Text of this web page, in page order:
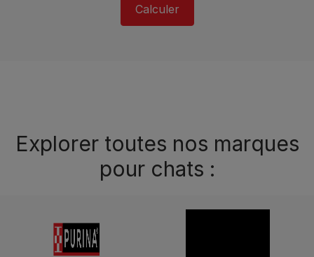
Calculer
Explorer toutes nos marques
pour chats :